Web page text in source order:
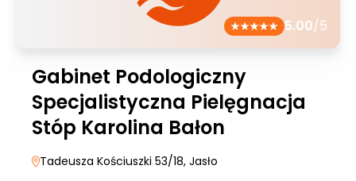
5.00/5
Gabinet Podologiczny
Specjalistyczna Pielęgnacja
Stóp Karolina Bałon
Tadeusza Kościuszki 53/18, Jasło